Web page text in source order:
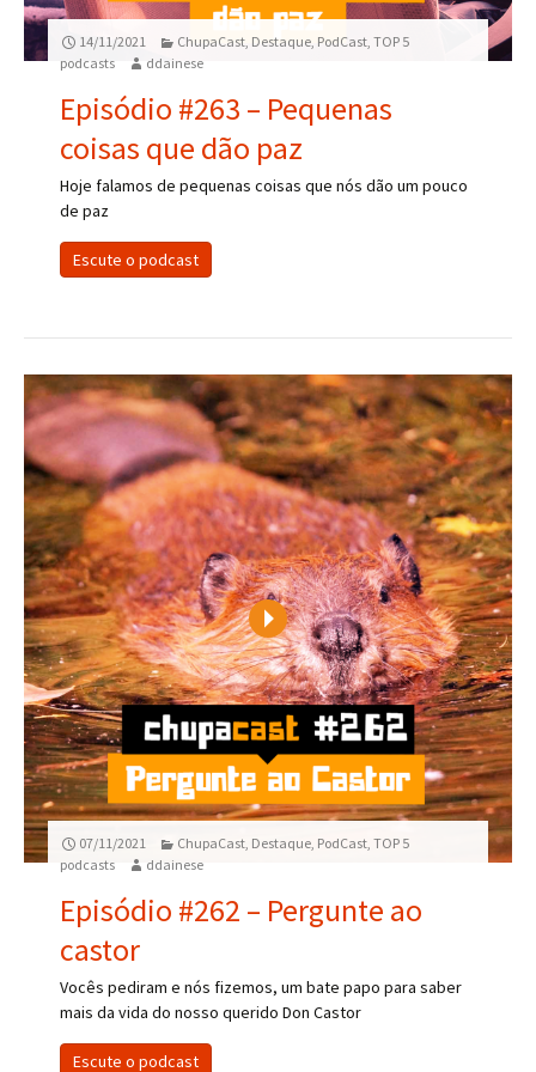
14/11/2021 ChupaCast Destaque PodCast ,TOP 5
podcasts
ddainese
Episódio #263 – Pequenas
coisas que dão paz
Hoje falamos de pequenas coisas que nós dão um pouco
de paz
Escute o podcast
Play
07/11/2021 ChupaCast Destaque PodCast ,TOP 5
podcasts
ddainese
Episódio #262 – Pergunte ao
castor
Vocês pediram e nós fizemos, um bate papo para saber
mais da vida do nosso querido Don Castor
Escute o podcast